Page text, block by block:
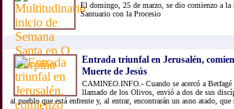
El domingo, 25 de marzo, se dio comienzo a la
Santuario con la Procesio
Entrada triunfal en Jerusalén,
Muerte de Jesús
CAMINEO.INFO.- Cuando se acercó a
llamado de los Olivos, envió a dos de sus
al pueblo que está enfrente y, al entrar, encontrarán un asno atado,